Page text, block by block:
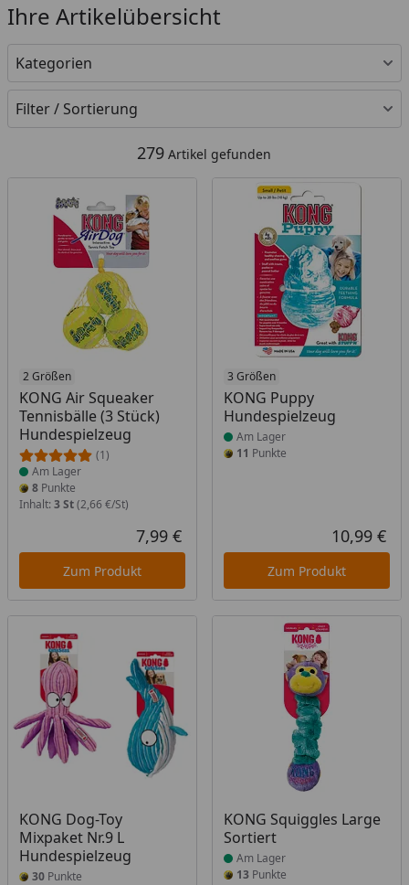
Ihre Artikelübersicht
Kategorien
Filter / Sortierung
279 Artikel gefunden
2 Größen
KONG Air Squeaker
Tennisbälle (3 Stück)
Hundespielzeug
(1)
Produkt am Lager
Am Lager
8 Punkte
Inhalt: 3 St(2,66 €/St)
Aktueller Preis
7,99 €
Zum Produkt
3 Größen
KONG Puppy
Hundespielzeug
Produkt am Lager
Am Lager
11 Punkte
10,99 €
Zum Produkt
KONG Dog-Toy
Mixpaket Nr.9 L
Hundespielzeug
30 Punkte
KONG Squiggles Large
Sortiert
Produkt am Lager
Am Lager
13Punkte